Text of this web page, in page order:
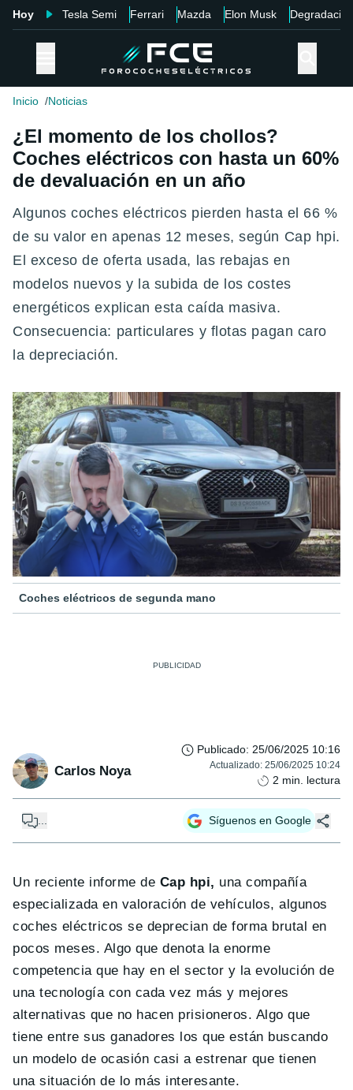
Hoy Tesla Semi Ferrari Mazda Elon Musk Degradación
Inicio Noticias
¿El momento de los chollos?
Coches eléctricos con hasta un 60%
de devaluación en un año
Algunos coches eléctricos pierden hasta el 66 %
de su valor en apenas 12 meses, según Cap hpi.
El exceso de oferta usada, las rebajas en
modelos nuevos y la subida de los costes
energéticos explican esta caída masiva.
Consecuencia: particulares y flotas pagan caro
la depreciación.
Coches eléctricos de segunda mano
Carlos Noya
Publicado: 25/06/2025 10:16
Actualizado: 25/06/2025 10:24
2 min. lectura
... Síguenos en Google
Un reciente informe de Cap hpi, una compañía
especializada en valoración de vehículos, algunos
coches eléctricos se deprecian de forma brutal en
pocos meses. Algo que denota la enorme
competencia que hay en el sector y la evolución de
una tecnología con cada vez más y mejores
alternativas que no hacen prisioneros. Algo que
tiene entre sus ganadores los que están buscando
un modelo de ocasión casi a estrenar que tienen
una situación de lo más interesante.